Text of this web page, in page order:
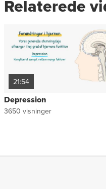
Relaterede
21:54
Depression
3650 visninger